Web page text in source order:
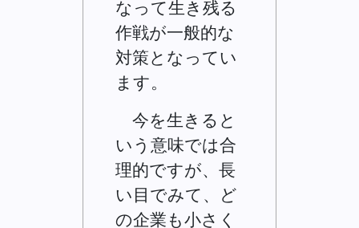
なって生き残る
作戦が一般的な
対策となってい
ます。
今を生きると
いう意味では合
理的ですが、長
い目でみて、ど
の企業も小さく